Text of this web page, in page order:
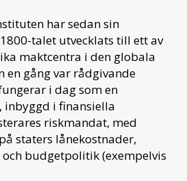
har sedan sin
talet utvecklats till ett av
maktcentra i den globala
en gång var rådgivande
i dag som en
inbyggd i finansiella
riskmandat, med
staters lånekostnader,
budgetpolitik (exempelvis